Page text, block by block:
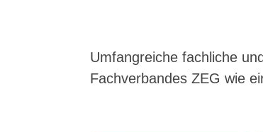
Umfangreiche fachliche
Fachverbandes ZEG wie